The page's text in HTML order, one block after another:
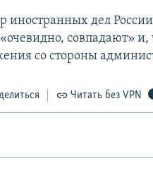
иностранных дел
совпадают»
со стороны
Читать без VPN